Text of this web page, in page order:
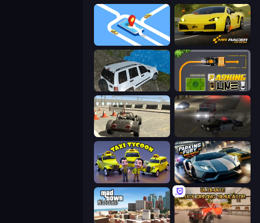
Drive Taxi Mr. Racer - Car Racing
Offroad Prado Mountain Hill Climbing Parking Line
Free Rally
Taxi Tycoon: Idle Business Parking Fury 3D: Side Hustle